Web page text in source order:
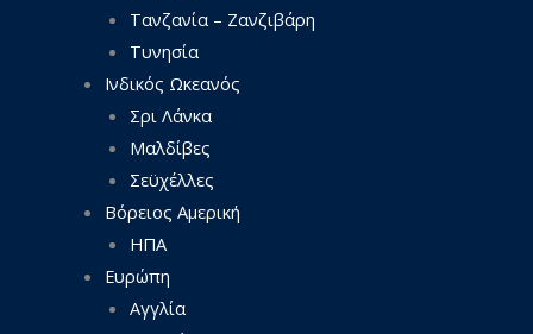
Τανζανία – Ζανζιβάρη
Τυνησία
Ινδικός Ωκεανός
Σρι Λάνκα
Μαλδίβες
Σεϋχέλλες
Βόρειος Αμερική
ΗΠΑ
Ευρώπη
Αγγλία